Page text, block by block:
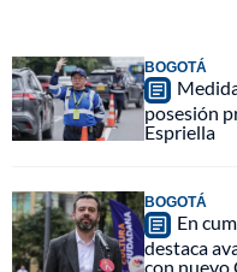
BOGOTÁ
posesión
Espriella
BOGOTÁ
En
destaca
con nuevo